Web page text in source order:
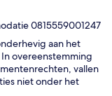
0815559001247
aan het
overeenstemming
vallen
niet onder het